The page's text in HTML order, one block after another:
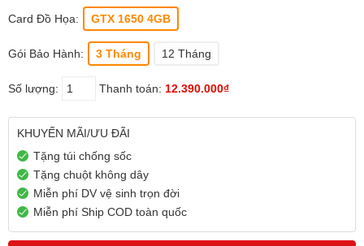
Card Đồ Họa: GTX 1650 4GB
Gói Bảo Hành: 3 Tháng 12 Tháng
Số lượng: Thanh toán: 12.390.000₫
KHUYẾN MÃI/ƯU ĐÃI
Tặng túi chống sốc
Tặng chuột không dây
Miễn phí DV vệ sinh trọn đời
Miễn phí Ship COD toàn quốc